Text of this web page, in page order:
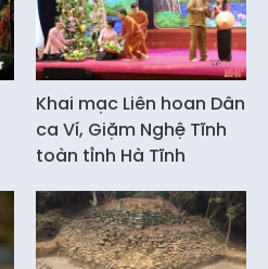
Khai mạc Liên hoan Dân
ca Ví, Giặm Nghệ Tĩnh
toàn tỉnh Hà Tĩnh